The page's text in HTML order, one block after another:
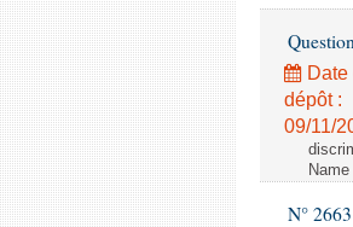
Date
dépôt :
09/11/
N°